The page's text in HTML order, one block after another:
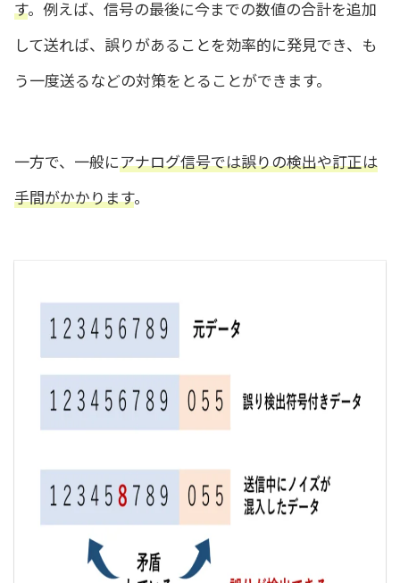
す。例えば、信号の最後に今までの数値の合計を追加
して送れば、誤りがあることを効率的に発見でき、も
う一度送るなどの対策をとることができます。
一方で、一般にアナログ信号では誤りの検出や訂正は
手間がかかります。